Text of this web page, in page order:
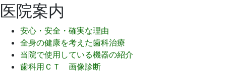
医院案内
安心・安全・確実な理由
全身の健康を考えた歯科治療
当院で使用している機器の紹介
歯科用ＣＴ 画像診断